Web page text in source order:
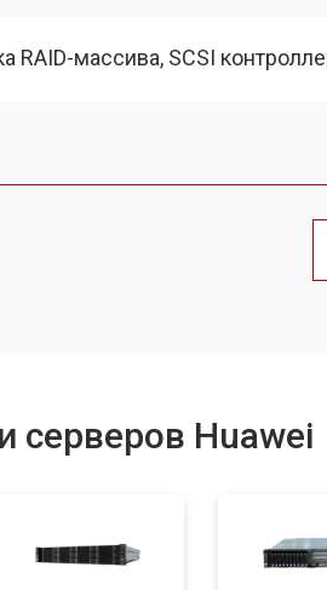
RAID-массива, SCSI
серверов Huawei